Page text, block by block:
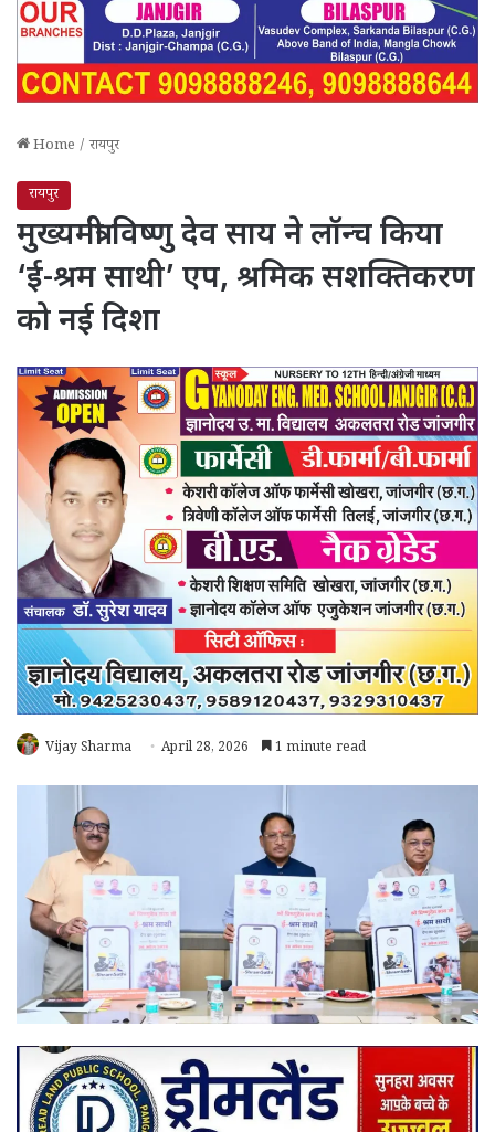
Home / रायपुर
रायपुर
मुख्यमंत्री विष्णु देव साय ने लॉन्च किया
‘ई-श्रम साथी’ एप, श्रमिक सशक्तिकरण
को नई दिशा
Vijay Sharma April 28, 2026 1 minute read